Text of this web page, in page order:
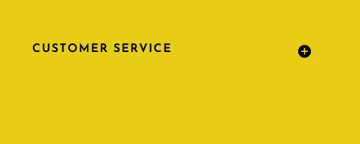
CUSTOMER SERVICE